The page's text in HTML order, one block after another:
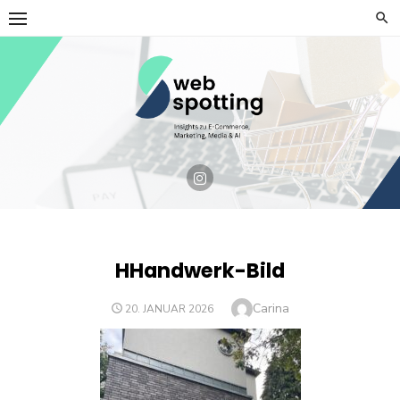
Skip
to
content
HHandwerk-Bild
POSTED
20. JANUAR 2026 Author
Carina